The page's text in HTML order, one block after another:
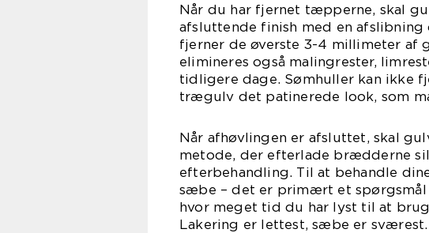
Når du har fjernet tæpperne, skal
afsluttende finish med en
fjerner de øverste 3-4 millimeter af
elimineres også malingrester,
tidligere dage. Sømhuller kan ikke
trægulv det patinerede look, som
Når afhøvlingen er afsluttet, skal
metode, der efterlade brædderne
efterbehandling. Til at behandle
sæbe – det er primært et spørgsmål
hvor meget tid du har lyst til at
Lakering er lettest, sæbe er sværest.